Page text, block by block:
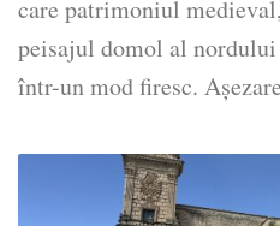
care patrimoniul
peisajul domol al
într-un mod firesc.